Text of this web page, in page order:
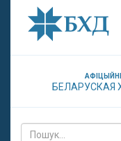
БЕЛАРУСКАЯ